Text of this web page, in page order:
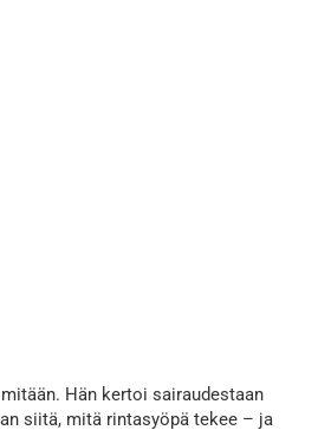
Hän kertoi sairaudestaan
siitä, mitä rintasyöpä tekee – ja